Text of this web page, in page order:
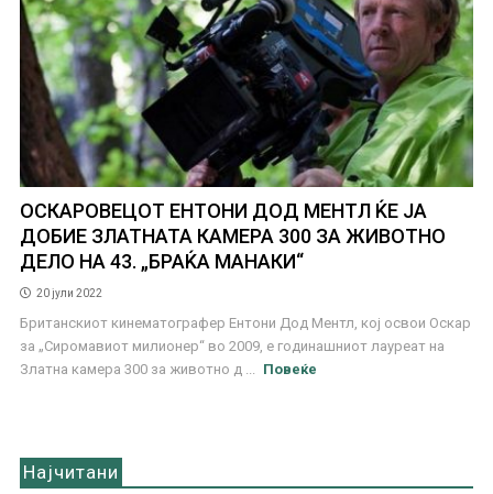
ОСКАРОВЕЦОТ ЕНТОНИ ДОД МЕНТЛ ЌЕ ЈА
ДОБИЕ ЗЛАТНАТА КАМЕРА 300 ЗА ЖИВОТНО
ДЕЛО НА 43. „БРАЌА МАНАКИ“
20 јули 2022
Британскиот кинематографер Ентони Дод Ментл, кој освои Оскар
за „Сиромавиот милионер“ во 2009, е годинашниот лауреат на
Златна камера 300 за животно д ...
Повеќе
Најчитани